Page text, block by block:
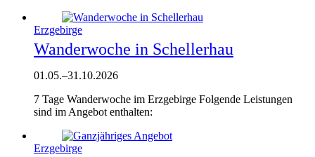
Erzgebirge
Wanderwoche in Schellerhau
01.05.–31.10.2026
7 Tage Wanderwoche im Erzgebirge Folgende Leistungen
sind im Angebot enthalten:
Erzgebirge